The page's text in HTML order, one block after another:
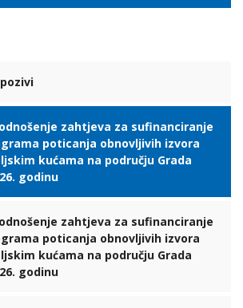
zahtjeva za sufinanciranje
poticanja obnovljivih izvora
kućama na području Grada
godinu
zahtjeva za sufinanciranje
poticanja obnovljivih izvora
kućama na području Grada
godinu